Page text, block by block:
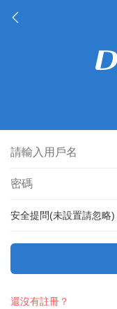
安全提問(未設置請忽略)
還沒有註冊？